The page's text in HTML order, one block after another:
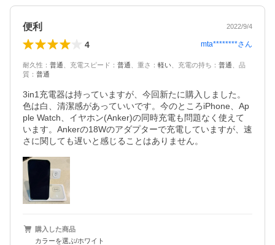
便利 2022/9/4
4 mta********さん
耐久性 ： 普通 充電スピード ： 普通 重さ ： 軽い 充電の持ち ： 普通
品
質 ： 普通
3in1充電器は持っていますが、今回新たに購入しました。
色は白、清潔感があっていいです。今のところiPhone、Ap
ple Watch、イヤホン(Anker)の同時充電も問題なく使えて
います。Ankerの18Wのアダプターで充電していますが、速
さに関しても遅いと感じることはありません。
購入した商品
カラーを選ぶ/ホワイト